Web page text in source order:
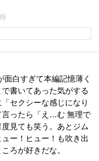
面白すぎて本編記憶薄く
書いてあった気がする
セクシーな感じになり
ったら「え…む 無理で
見ても笑う。あとジム
ー！ヒュー！も吹き出
ろが好きだな。